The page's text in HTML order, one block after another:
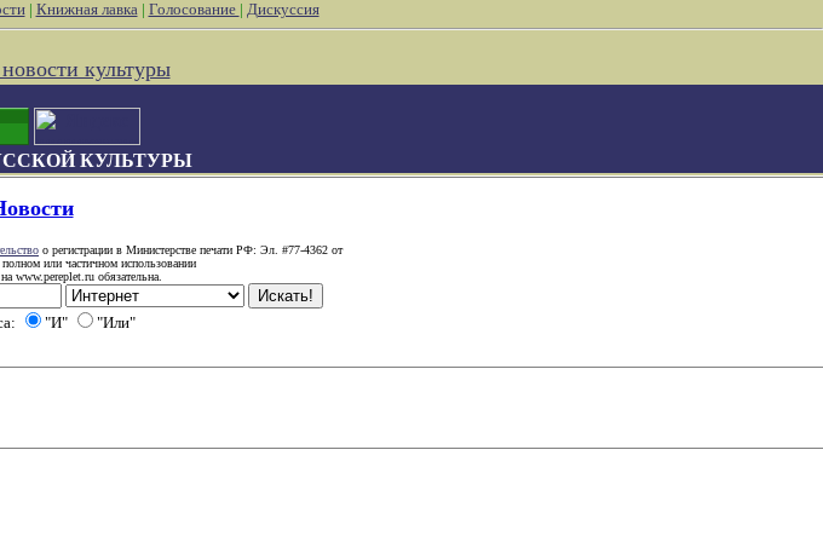
| Книжная лавка| Голосование | Дискуссия
культуры
КУЛЬТУРЫ
о регистрации в Министерстве печати РФ: Эл. #77-4362 от
или частичном использовании
www.pereplet.ru обязательна.
"И" "Или"